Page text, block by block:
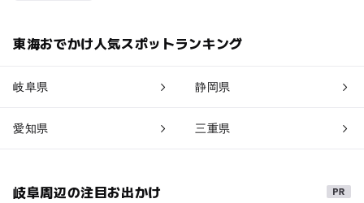
東海おでかけ人気スポットランキング
岐阜県 静岡県
愛知県 三重県
岐阜周辺の注目お出かけ